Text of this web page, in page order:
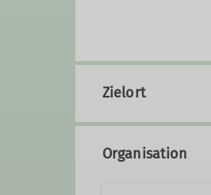
Zielort
Organisation